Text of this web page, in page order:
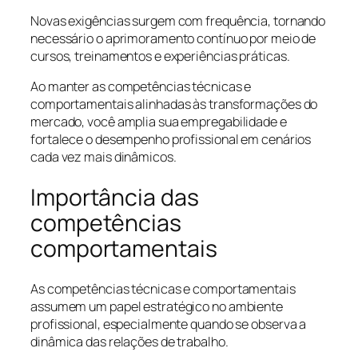
Novas exigências surgem com frequência, tornando
necessário o aprimoramento contínuo por meio de
cursos, treinamentos e experiências práticas.
Ao manter as competências técnicas e
comportamentais alinhadas às transformações do
mercado, você amplia sua empregabilidade e
fortalece o desempenho profissional em cenários
cada vez mais dinâmicos.
Importância das
competências
comportamentais
As competências técnicas e comportamentais
assumem um papel estratégico no ambiente
profissional, especialmente quando se observa a
dinâmica das relações de trabalho.